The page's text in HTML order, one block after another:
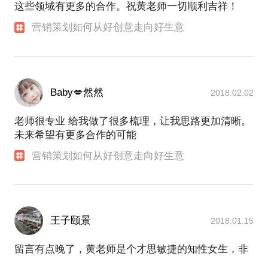
这些领域有更多的合作。祝黄老师一切顺利吉祥！
营销策划如何从好创意走向好生意
Baby💋然然 2018.02.02
老师很专业 给我做了很多梳理，让我思路更加清晰。
未来希望有更多合作的可能
营销策划如何从好创意走向好生意
王子颐景 2018.01.15
留言有点晚了，黄老师是个才思敏捷的知性女生，非